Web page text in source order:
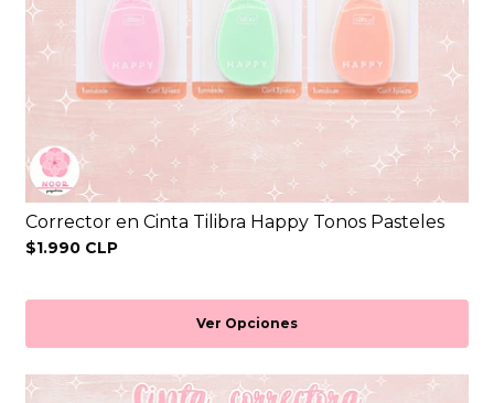
Corrector en Cinta Tilibra Happy Tonos Pasteles
$1.990 CLP
Ver Opciones